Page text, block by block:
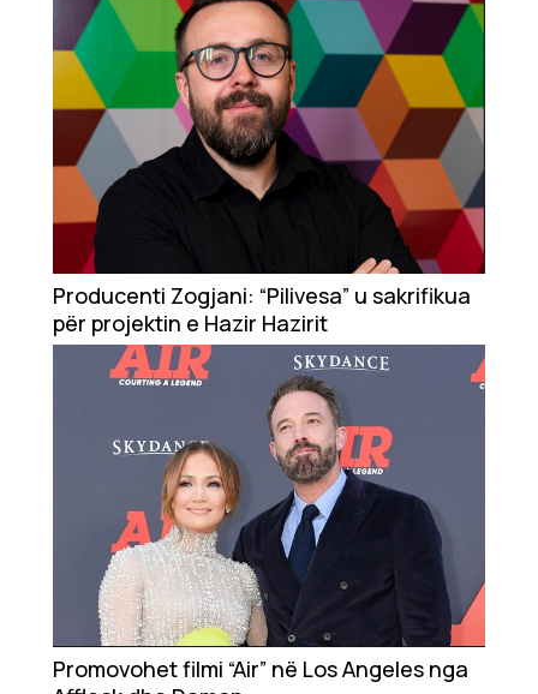
Producenti Zogjani: “Pilivesa” u sakrifikua
për projektin e Hazir Hazirit
Promovohet filmi “Air” në Los Angeles nga